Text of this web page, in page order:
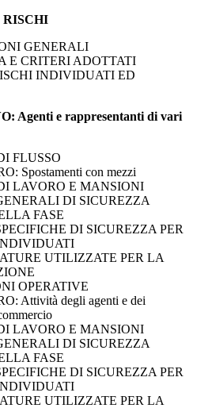
GENERALI
E CRITERI ADOTTATI
INDIVIDUATI ED
Agenti e rappresentanti di vari
FLUSSO
Spostamenti con mezzi
LAVORO E MANSIONI
DI SICUREZZA
FASE
DI SICUREZZA PER
UTILIZZATE PER LA
OPERATIVE
Attività degli agenti e dei
LAVORO E MANSIONI
DI SICUREZZA
FASE
DI SICUREZZA PER
UTILIZZATE PER LA